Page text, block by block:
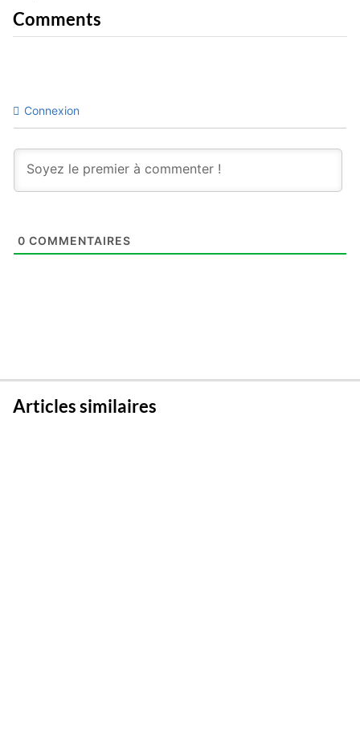
Comments
Connexion
0 COMMENTAIRES
Articles similaires